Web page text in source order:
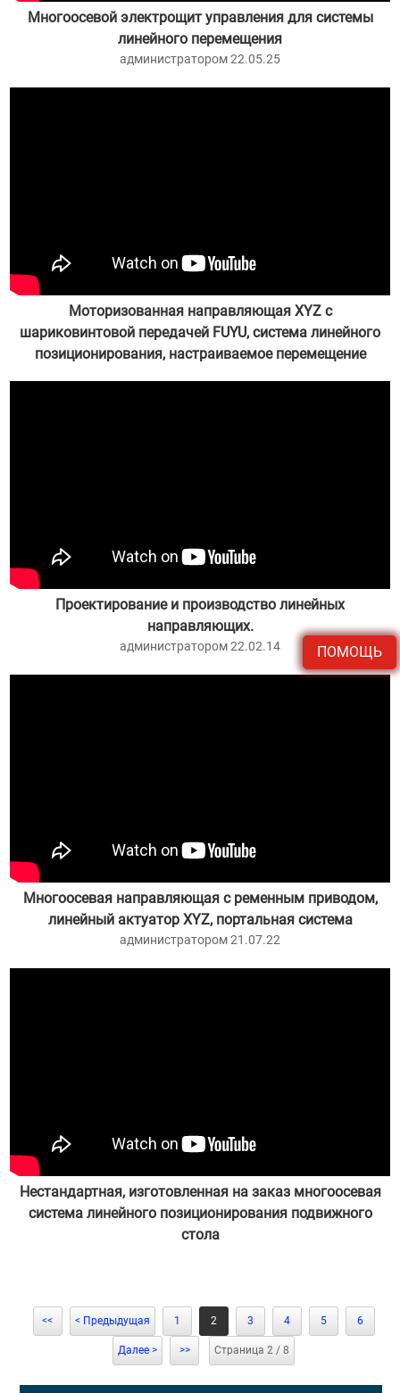
ПОМОЩЬ
Многоосевой электрощит управления для системы
линейного перемещения
администратором 22.05.25
Моторизованная направляющая XYZ с
шариковинтовой передачей FUYU, система линейного
позиционирования, настраиваемое перемещение
Проектирование и производство линейных
направляющих.
администратором 22.02.14
Многоосевая направляющая с ременным приводом,
линейный актуатор XYZ, портальная система
администратором 21.07.22
Нестандартная, изготовленная на заказ многоосевая
система линейного позиционирования подвижного
стола
<< < Предыдущая 1 2 3 4 5 6
Далее > >> Страница 2 / 8